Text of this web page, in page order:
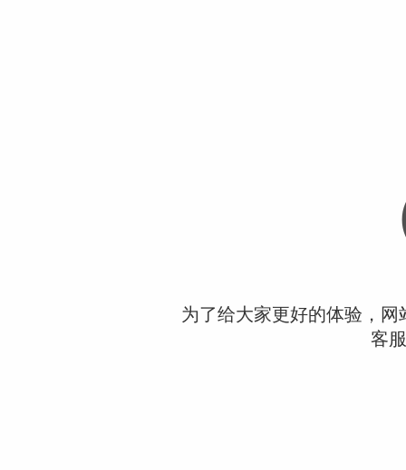
为了给大家更好的体验，
客